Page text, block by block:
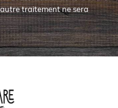
traitement ne sera